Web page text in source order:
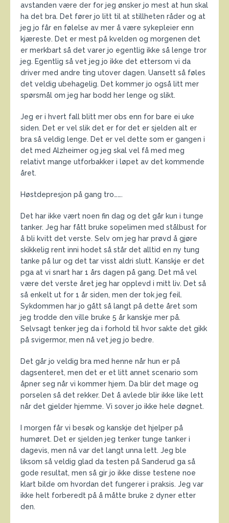
avstanden være der for jeg ønsker jo mest at hun skal
ha det bra. Det fører jo litt til at stillheten råder og at
jeg jo får en følelse av mer å være sykepleier enn
kjæreste. Det er mest på kvelden og morgenen det
er merkbart så det varer jo egentlig ikke så lenge tror
jeg. Egentlig så vet jeg jo ikke det ettersom vi da
driver med andre ting utover dagen. Uansett så føles
det veldig ubehagelig. Det kommer jo også litt mer
spørsmål om jeg har bodd her lenge og slikt.
Jeg er i hvert fall blitt mer obs enn for bare ei uke
siden. Det er vel slik det er for det er sjelden alt er
bra så veldig lenge. Det er vel dette som er gangen i
det med Alzheimer og jeg skal vel få med meg
relativt mange utforbakker i løpet av det kommende
året.
Høstdepresjon på gang tro…….
Det har ikke vært noen fin dag og det går kun i tunge
tanker. Jeg har fått bruke sopelimen med stålbust for
å bli kvitt det verste. Selv om jeg har prøvd å gjøre
skikkelig rent inni hodet så står det alltid en ny tung
tanke på lur og det tar visst aldri slutt. Kanskje er det
pga at vi snart har 1 års dagen på gang. Det må vel
være det verste året jeg har opplevd i mitt liv. Det så
så enkelt ut for 1 år siden, men der tok jeg feil.
Sykdommen har jo gått så langt på dette året som
jeg trodde den ville bruke 5 år kanskje mer på.
Selvsagt tenker jeg da i forhold til hvor sakte det gikk
på svigermor, men nå vet jeg jo bedre.
Det går jo veldig bra med henne når hun er på
dagsenteret, men det er et litt annet scenario som
åpner seg når vi kommer hjem. Da blir det mage og
porselen så det rekker. Det å avlede blir ikke like lett
når det gjelder hjemme. Vi sover jo ikke hele døgnet.
I morgen får vi besøk og kanskje det hjelper på
humøret. Det er sjelden jeg tenker tunge tanker i
dagevis, men nå var det langt unna lett. Jeg ble
liksom så veldig glad da testen på Sanderud ga så
gode resultat, men så gir jo ikke disse testene noe
klart bilde om hvordan det fungerer i praksis. Jeg var
ikke helt forberedt på å måtte bruke 2 dyner etter
den.